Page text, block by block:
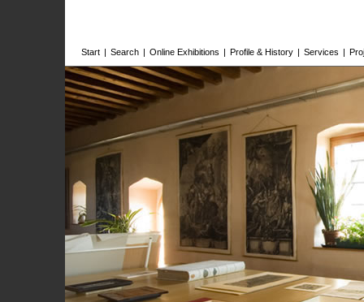
Start | Search | Online Exhibitions | Profile & History | Services |